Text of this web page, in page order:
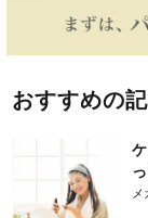
おすすめの
メ